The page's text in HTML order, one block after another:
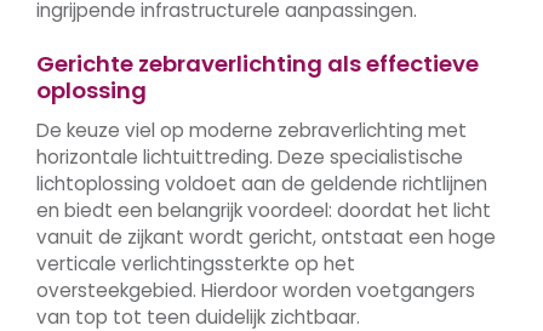
ingrijpende infrastructurele aanpassingen.
Gerichte zebraverlichting als effectieve
oplossing
De keuze viel op moderne zebraverlichting met
horizontale lichtuittreding. Deze specialistische
lichtoplossing voldoet aan de geldende richtlijnen
en biedt een belangrijk voordeel: doordat het licht
vanuit de zijkant wordt gericht, ontstaat een hoge
verticale verlichtingssterkte op het
oversteekgebied. Hierdoor worden voetgangers
van top tot teen duidelijk zichtbaar.